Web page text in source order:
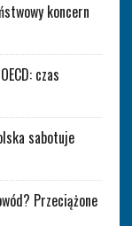
koncern
czas
sabotuje
Przeciążone